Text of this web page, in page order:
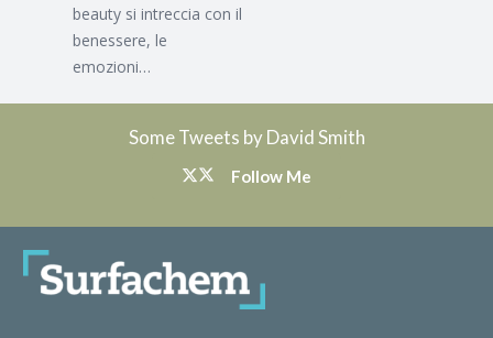
beauty si intreccia con il
benessere, le
emozioni…
Some Tweets by David Smith
Follow Me